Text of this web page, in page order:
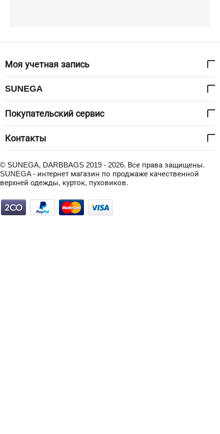
Моя учетная запись
SUNEGA
Покупательский сервис
Контакты
© SUNEGA, DARBBAGS 2019 - 2026. Все права защищены.
SUNEGA - интернет магазин по проджаже качественной
верхней одежды, курток, пуховиков.